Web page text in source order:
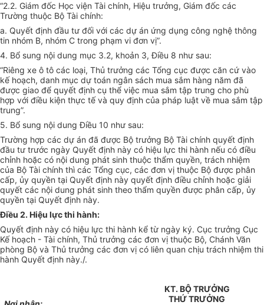
“2.2. Giám đốc Học viện Tài chính, Hiệu trưởng, Giám đốc các
Trường thuộc Bộ Tài chính:
a. Quyết định đầu tư đối với các dự án ứng dụng công nghệ thông
tin nhóm B, nhóm C trong phạm vi đơn vị”.
4. Bổ sung nội dung mục 3.2, khoản 3, Điều 8 như sau:
“Riêng xe ô tô các loại, Thủ trưởng các Tổng cục được căn cứ vào
kế hoạch, danh mục dự toán ngân sách mua sắm hàng năm đã
được giao để quyết định cụ thể việc mua sắm tập trung cho phù
hợp với điều kiện thực tế và quy định của pháp luật về mua sắm tập
trung”.
5. Bổ sung nội dung Điều 10 như sau:
Trường hợp các dự án đã được Bộ trưởng Bộ Tài chính quyết định
đầu tư trước ngày Quyết định này có hiệu lực thi hành nếu có điều
chỉnh hoặc có nội dung phát sinh thuộc thẩm quyền, trách nhiệm
của Bộ Tài chính thì các Tổng cục, các đơn vị thuộc Bộ được phân
cấp, ủy quyền tại Quyết định này quyết định điều chỉnh hoặc giải
quyết các nội dung phát sinh theo thẩm quyền được phân cấp, ủy
quyền tại Quyết định này.
Điều 2. Hiệu lực thi hành:
Quyết định này có hiệu lực thi hành kể từ ngày ký. Cục trưởng Cục
Kế hoạch - Tài chính, Thủ trưởng các đơn vị thuộc Bộ, Chánh Văn
phòng Bộ và Thủ trưởng các đơn vị có liên quan chịu trách nhiệm thi
hành Quyết định này./.
KT. BỘ TRƯỞNG
THỨ TRƯỞNG